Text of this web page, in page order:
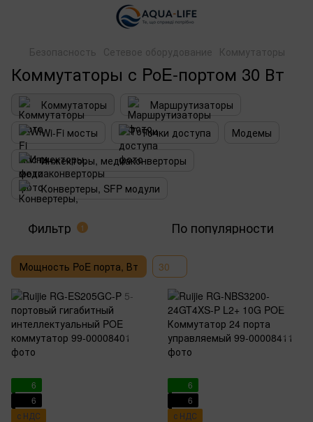
Безопасность Сетевое оборудование Коммутаторы
Коммутаторы с PoE-портом 30 Вт
Коммутаторы
Маршрутизаторы
Wi-Fi мосты
Точки доступа
Модемы
Инжекторы, медиаконверторы
Конвертеры, SFP модули
Фильтр 1 По популярности
Мощность PoE порта, Вт 30
6
6
с НДС
6
6
с НДС